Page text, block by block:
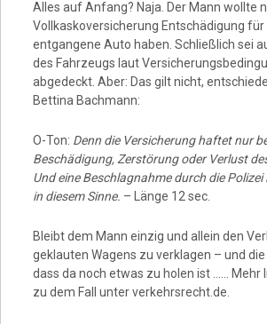
Alles auf Anfang? Naja. Der Mann wollte
Vollkaskoversicherung Entschädigung für
entgangene Auto haben. Schließlich sei
des Fahrzeugs laut
abgedeckt. Aber: Das gilt nicht,
Bettina Bachmann:
O-Ton: Denn die Versicherung haftet nur
Beschädigung, Zerstörung oder Verlust
Und eine Beschlagnahme durch die
in diesem Sinne. – Länge 12 sec.
Bleibt dem Mann einzig und allein den
geklauten Wagens zu verklagen – und
dass da noch etwas zu holen ist …… Mehr
zu dem Fall unter verkehrsrecht.de.